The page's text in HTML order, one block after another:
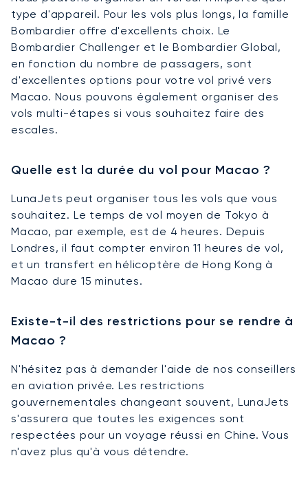
type d'appareil. Pour les vols plus longs, la famille
Bombardier offre d'excellents choix. Le
Bombardier Challenger et le Bombardier Global,
en fonction du nombre de passagers, sont
d'excellentes options pour votre vol privé vers
Macao. Nous pouvons également organiser des
vols multi-étapes si vous souhaitez faire des
escales.
Quelle est la durée du vol pour Macao ?
LunaJets peut organiser tous les vols que vous
souhaitez. Le temps de vol moyen de Tokyo à
Macao, par exemple, est de 4 heures. Depuis
Londres, il faut compter environ 11 heures de vol,
et un transfert en hélicoptère de Hong Kong à
Macao dure 15 minutes.
Existe-t-il des restrictions pour se rendre à
Macao ?
N'hésitez pas à demander l'aide de nos conseillers
en aviation privée. Les restrictions
gouvernementales changeant souvent, LunaJets
s'assurera que toutes les exigences sont
respectées pour un voyage réussi en Chine. Vous
n'avez plus qu'à vous détendre.